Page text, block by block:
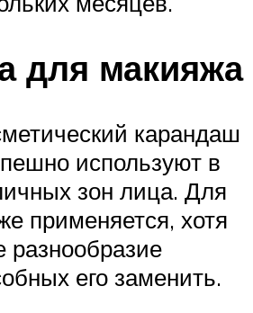
для макияжа
карандаш
используют в
зон лица. Для
применяется, хотя
разнообразие
его заменить.